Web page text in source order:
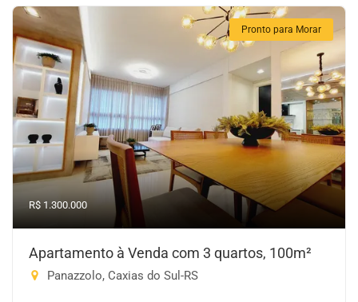
Pronto para Morar
R$ 1.300.000
Apartamento à Venda com 3 quartos, 100m²
Panazzolo, Caxias do Sul-RS